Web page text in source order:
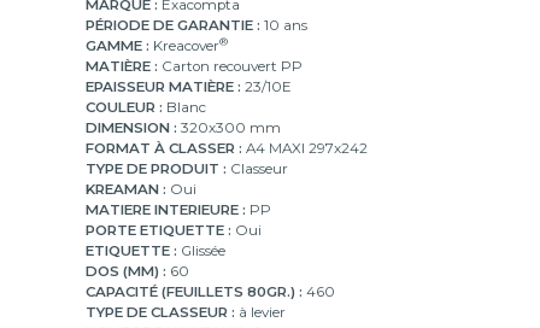
MARQUE : Exacompta
PÉRIODE DE GARANTIE : 10 ans
GAMME : Kreacover®
MATIÈRE : Carton recouvert PP
EPAISSEUR MATIÈRE : 23/10E
COULEUR : Blanc
DIMENSION : 320x300 mm
FORMAT À CLASSER : A4 MAXI 297x242
TYPE DE PRODUIT : Classeur
KREAMAN : Oui
MATIERE INTERIEURE : PP
PORTE ETIQUETTE : Oui
ETIQUETTE : Glissée
DOS (MM) : 60
CAPACITÉ (FEUILLETS 80GR.) : 460
TYPE DE CLASSEUR : à levier